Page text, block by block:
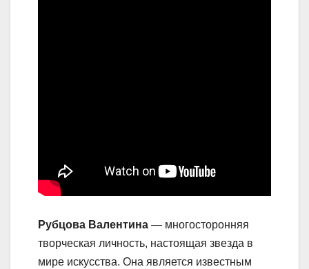
Рубцова Валентина — многосторонняя
творческая личность, настоящая звезда в
мире искусства. Она является известным